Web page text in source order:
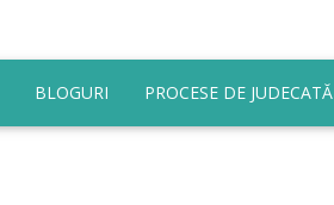
BLOGURI PROCESE DE JUDECATĂ